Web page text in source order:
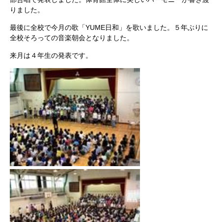
りました。
最後に全校で今月の歌「YUME日和」を歌いました。５年ぶりに
全校そろっての音楽朝会となりました。
来月は４年生の発表です。